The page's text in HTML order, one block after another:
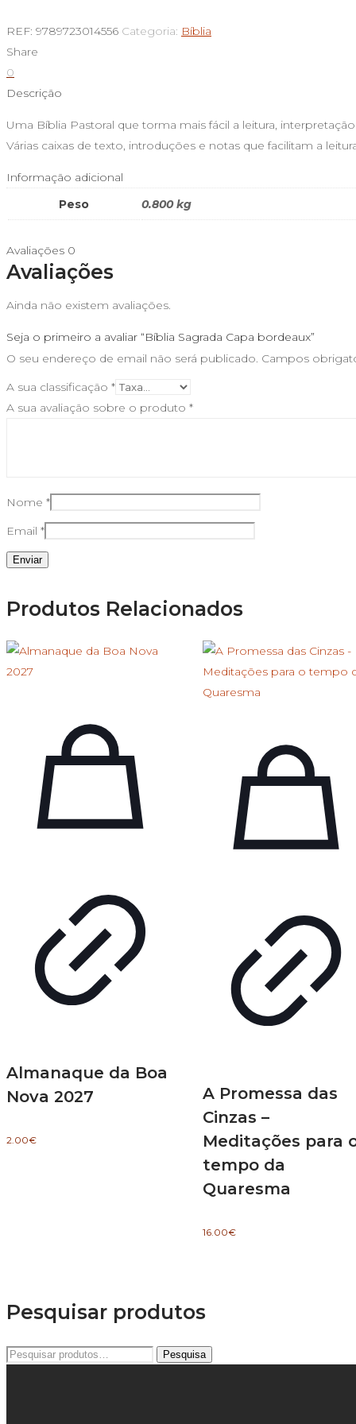
Bíblia
Sagrada
Capa
bordeaux
REF: 9789723014556 Categoria: Bíblia
Share
0
Descrição
Uma Bíblia Pastoral que torma mais fácil a leitura,
Várias caixas de texto, introduções e notas que facilitam a
Informação adicional
Peso
0.800 kg
Avaliações 0
Avaliações
Ainda não existem avaliações.
Seja o primeiro a avaliar “Bíblia Sagrada Capa bordeaux”
O seu endereço de email não será publicado. Campos
A sua classificação *
A sua avaliação sobre o produto *
Nome *
Email *
Produtos Relacionados
Almanaque da Boa
Nova 2027
2.00€
A Promessa das
Cinzas –
Meditações para
tempo da
Quaresma
16.00€
Pesquisar produtos
Pesquisar
Pesquisa